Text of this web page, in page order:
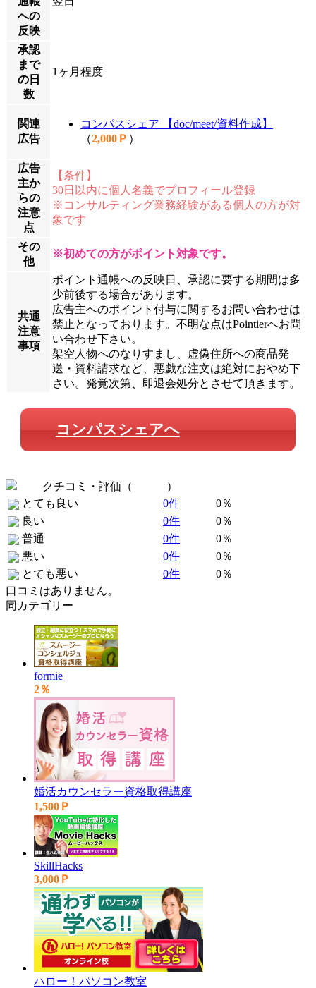
への
反映
承認
まで
の日
数
1ヶ月程度
関連
広告
コンパスシェア 【doc/meet/資料作成】
（2,000Ｐ ）
広告
主か
らの
注意
点
【条件】
30日以内に個人名義でプロフィール登録
※コンサルティング業務経験がある個人の方が対
象です
その
他
※初めての方がポイント対象です。
共通
注意
事項
ポイント通帳への反映日、承認に要する期間は多
少前後する場合があります。
広告主へのポイント付与に関するお問い合わせは
禁止となっております。不明な点はPointierへお問
い合わせ下さい。
架空人物へのなりすまし、虚偽住所への商品発
送・資料請求など、悪戯な注文は絶対におやめ下
さい。発覚次第、即退会処分とさせて頂きます。
コンパスシェアへ
クチコミ・評価（
）
とても良い
0件
0％
良い
0件
0％
普通
0件
0％
悪い
0件
0％
とても悪い
0件
0％
口コミはありません。
同カテゴリー
formie
2％
婚活カウンセラー資格取得講座
1,500Ｐ
SkillHacks
3,000Ｐ
ハロー！パソコン教室